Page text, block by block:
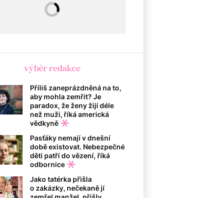
výběr redakce
Příliš zaneprázdněná na to,
aby mohla zemřít? Je
paradox, že ženy žijí déle
než muži, říká americká
vědkyně
Pasťáky nemají v dnešní
době existovat. Nebezpečné
děti patří do vězení, říká
odbornice
Jako tatérka přišla
o zakázky, nečekaně jí